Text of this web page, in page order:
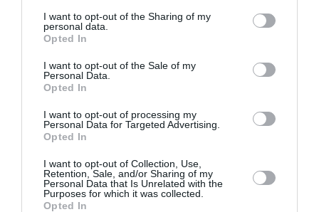
I want to opt-out of the Sharing of my
personal data.
Opted In
I want to opt-out of the Sale of my
Personal Data.
Opted In
I want to opt-out of processing my
Personal Data for Targeted Advertising.
Opted In
I want to opt-out of Collection, Use,
Retention, Sale, and/or Sharing of my
Personal Data that Is Unrelated with the
Purposes for which it was collected.
Opted In
STAND UP COMEDY
Newsletter
Κάθε βδομάδα στο e-mail σας τα τελευταία νέα για
Ακολουθήστε το Culturenow.gr